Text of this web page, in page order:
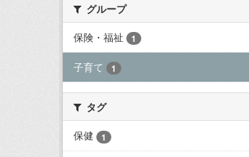
グループ
保険・福祉
1
子育て 1
タグ
保健
1